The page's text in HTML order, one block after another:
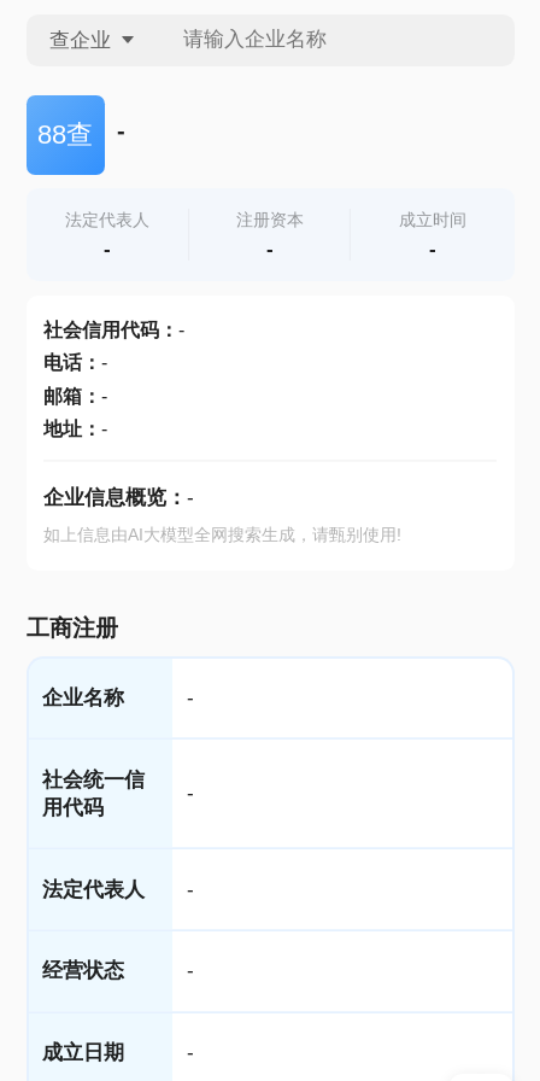
查企业
查企业
查产地
88查 -
法定代表人
-
注册资本
-
成立时间
-
社会信用代码： -
电话： -
邮箱： -
地址： -
企业信息概览： -
如上信息由AI大模型全网搜索生成，请甄别使用!
工商注册
企业名称 -
社会统一信
用代码
-
法定代表人 -
经营状态 -
成立日期 -